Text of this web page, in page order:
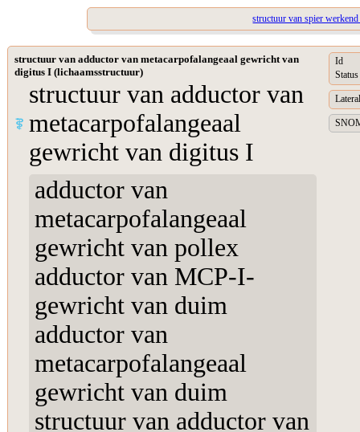
structuur van spier
structuur van adductor van metacarpofalangeaal gewricht van
digitus I (lichaamsstructuur)
structuur van adductor van
metacarpofalangeaal
gewricht van digitus I
adductor van
metacarpofalangeaal
gewricht van pollex
adductor van MCP-I-
gewricht van duim
adductor van
metacarpofalangeaal
gewricht van duim
structuur van adductor van
Id
Status